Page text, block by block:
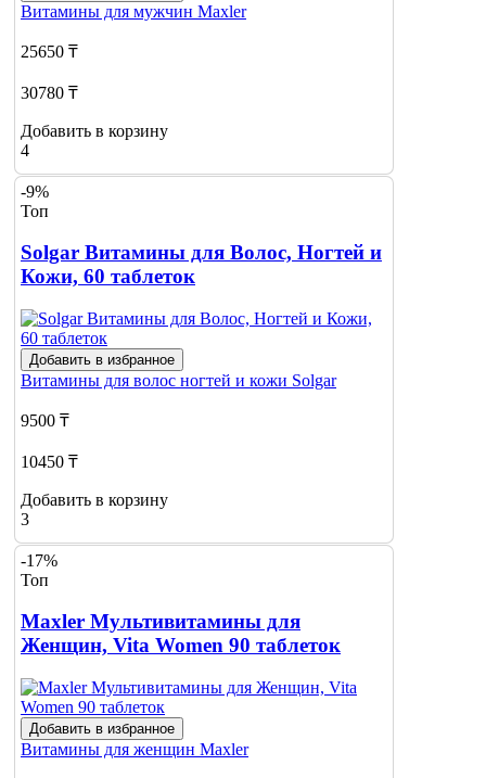
Витамины для мужчин Maxler
25650 ₸
30780 ₸
Добавить в корзину
4
-9%
Топ
Solgar Витамины для Волос, Ногтей и
Кожи, 60 таблеток
Добавить в избранное
Витамины для волос ногтей и кожи Solgar
9500 ₸
10450 ₸
Добавить в корзину
3
-17%
Топ
Maxler Мультивитамины для
Женщин, Vita Women 90 таблеток
Добавить в избранное
Витамины для женщин Maxler